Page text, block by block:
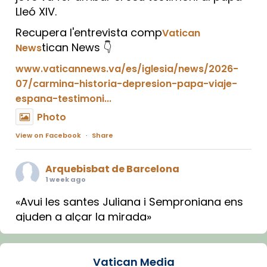
Lleó XIV.
Recupera l'entrevista compVatican
Newstican News 👇
www.vaticannews.va/es/iglesia/news/2026-
07/carmina-historia-depresion-papa-viaje-
espana-testimoni...
Photo
View on Facebook · Share
Arquebisbat de Barcelona
1 week ago
«Avui les santes Juliana i Semproniana ens
ajuden a alçar la mirada»
Mons. Sergi Gordo, bisbe de Tortosa, ha
Vatican Media